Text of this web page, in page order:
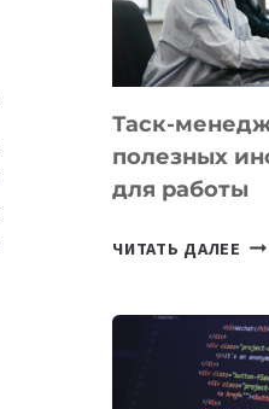
Таск-
полезных
для работы
ЧИТАТЬ ДАЛЕЕ